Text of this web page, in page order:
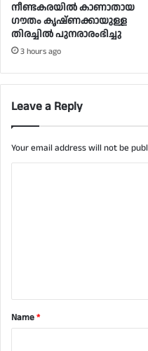
നീണ്ടകരയില്‍ കാണാതായ
ഗൗതം കൃഷ്ണക്കായുള്ള
തിരച്ചില്‍ പുനരാരംഭിച്ചു
3 hours ago
Leave a Reply
Your email address will not be
t
*Name*